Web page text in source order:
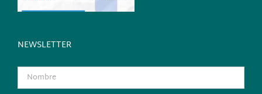
NEWSLETTER